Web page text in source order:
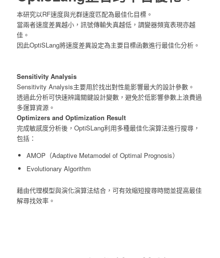
本研究以RF速度與光群速度匹配為最佳化目標。
當兩者速度差異越小，訊號傳輸失真越低，調變器頻寬表現亦越
佳。
因此OptiSLang將速度差異設定為主要目標函數進行最佳化分析。
Sensitivity Analysis
Sensitivity Analysis主要用於找出對性能影響最大的設計參數。
透過此分析可快速辨識關鍵設計變數，避免於低影響參數上浪費過
多運算資源。
Optimizers and Optimization Result
完成敏感度分析後，OptiSLang利用多種最佳化演算法進行搜尋，
包括：
AMOP（Adaptive Metamodel of Optimal Prognosis）
Evolutionary Algorithm
藉由代理模型與演化演算法結合，可有效縮短搜尋時間並提高最佳
解尋找效率。